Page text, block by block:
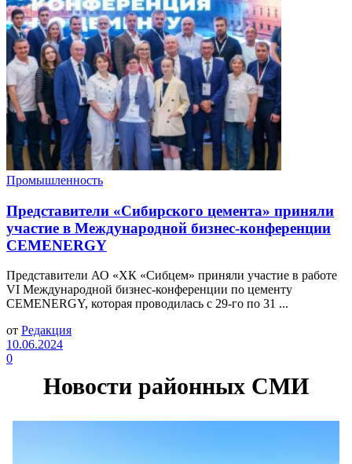
Промышленность
Представители «Сибирского цемента» приняли
участие в Международной бизнес-конференции
CEMENERGY
Представители АО «ХК «Сибцем» приняли участие в работе
VI Международной бизнес-конференции по цементу
CEMENERGY, которая проводилась с 29-го по 31 ...
от Редакция
10.06.2024
0